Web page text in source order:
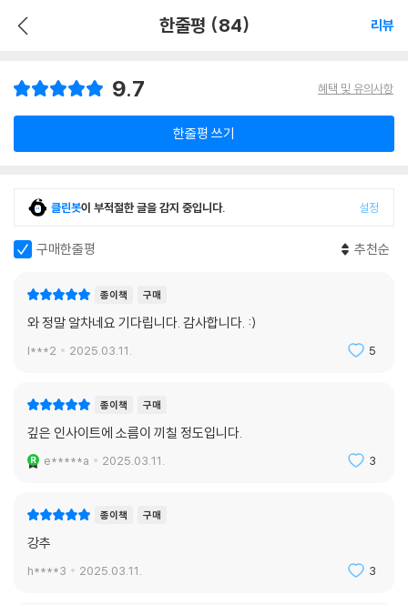
한줄평 (84) 리뷰
9.7 혜택 및 유의사항
한줄평 쓰기
클린봇이 부적절한 글을 감지 중입니다. 설정
구매한줄평 추천순
종이책 구매
와 정말 알차네요 기다립니다. 감사합니다. :)
l***2 2025.03.11. 5
종이책 구매
깊은 인사이트에 소름이 끼칠 정도입니다.
e*****a 2025.03.11. 3
종이책 구매
강추
h****3 2025.03.11. 3